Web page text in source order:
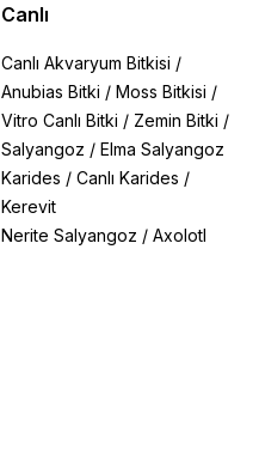
Canlı
Canlı Akvaryum Bitkisi /
Anubias Bitki / Moss Bitkisi /
Vitro Canlı Bitki / Zemin Bitki /
Salyangoz / Elma Salyangoz
Karides / Canlı Karides /
Kerevit
Nerite Salyangoz / Axolotl